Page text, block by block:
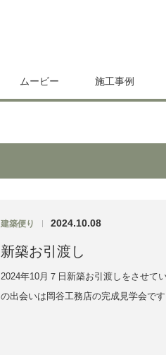
ムービー 施工事例
建築便り | 2024.10.08
新築お引渡し
2024年10月７日新築お引渡しをさせて
の出会いは岡谷工務店の完成見学会で